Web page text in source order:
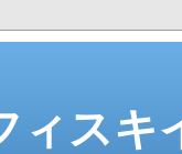
ィス